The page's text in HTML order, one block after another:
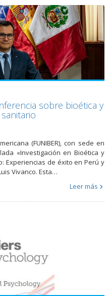
sobre bioética y
(FUNIBER), con sede en
«Investigación en Bioética y
Experiencias de éxito en Perú y
Vivanco. Esta…
Leer más